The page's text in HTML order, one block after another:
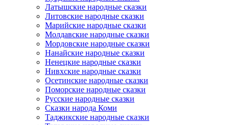
Латышские народные сказки
Литовские народные сказки
Марийские народные сказки
Молдавские народные сказки
Мордовские народные сказки
Нанайские народные сказки
Ненецкие народные сказки
Нивхские народные сказки
Осетинские народные сказки
Поморские народные сказки
Русские народные сказки
Сказки народа Коми
Таджикские народные сказки